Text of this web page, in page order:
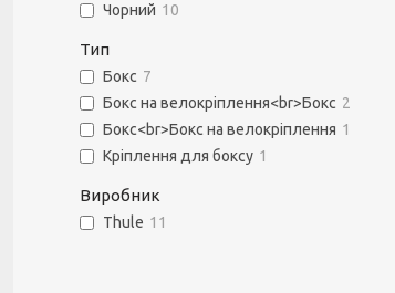
Чорний 10
Тип
Бокс 7
Бокс на велокріплення<br>Бокс 2
Бокс<br>Бокс на велокріплення 1
Кріплення для боксу 1
Виробник
Thule 11